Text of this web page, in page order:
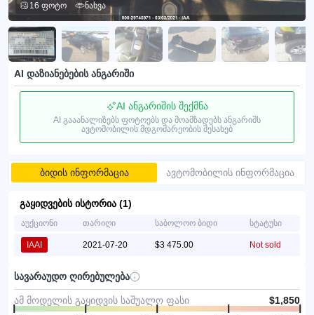
16 ფოტო ნახვა
AI დაზიანებების ანგარიში
AI ანგარიშის შექმნა
AI გააანალიზებს ფოტოებს და მოამზადებს ანგარიშს
ავტომობილის მდგომარეობის შესახებ
ბიდის ინფორმაცია ავტომობილის ინფორმაცია
გაყიდვების ისტორია (1)
აუქციონი თარიღი საბოლოო ბიდი სტატუსი
IAAI 2021-07-20 $3 475.00 Not sold
სავარაუდო ღირებულება
ამ მოდელის გაყიდვის საშუალო ფასი $1,850